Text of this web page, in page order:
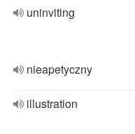
uninviting
nieapetyczny
illustration